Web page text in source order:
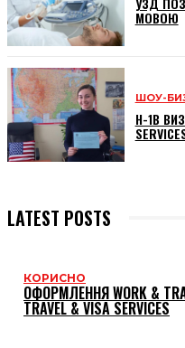
МОВОЮ
ШОУ-
H-1B
LATEST POSTS
КОРИСНО
ОФОРМЛЕННЯ WORK &
TRAVEL & VISA SERVICES